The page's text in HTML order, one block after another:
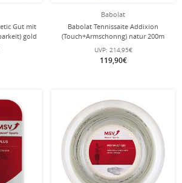
Gut mit
gold
Babolat
Babolat Tennissaite Addixion
(Touch+Armschonng) natur 200m
Rolle
UVP: 214,95€
119,90€